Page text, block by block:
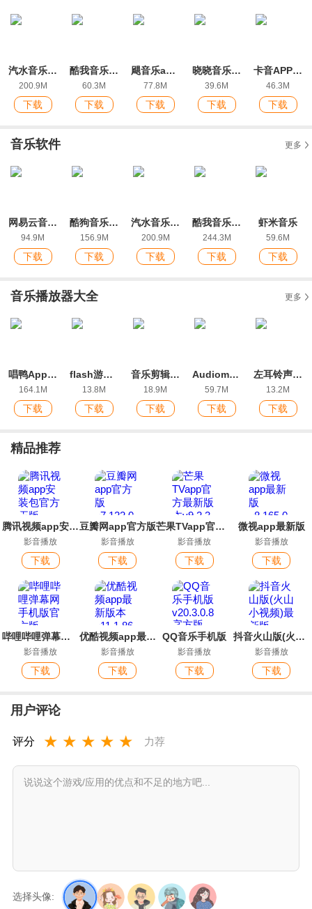
汽水音乐app苹果版
200.9M
下载
酷我音乐官方最新版
60.3M
下载
飓音乐app手机版
77.8M
下载
晓晓音乐库app手机版
39.6M
下载
卡音APP官方版
46.3M
下载
音乐软件 更多
网易云音乐app官方版
94.9M
下载
酷狗音乐app正版
156.9M
下载
汽水音乐app苹果版
200.9M
下载
酷我音乐ios版
244.3M
下载
虾米音乐
59.6M
下载
音乐播放器大全 更多
唱鸭App(弹唱神器)安卓版
164.1M
下载
flash游戏播放器高级版1.1(新Flash游戏播放器)
13.8M
下载
音乐剪辑大师官方版
18.9M
下载
Audiomack官方版
59.7M
下载
左耳铃声官方版
13.2M
下载
精品推荐
腾讯视频app安装包官方正版
影音播放
下载
豆瓣网app官方版
影音播放
下载
芒果TVapp官方最新版本
影音播放
下载
微视app最新版
影音播放
下载
哔哩哔哩弹幕网手机版官方版
影音播放
下载
优酷视频app最新版本
影音播放
下载
QQ音乐手机版
影音播放
下载
抖音火山版(火山小视频)最新版
影音播放
下载
用户评论
评分 ★ ★ ★ ★ ★ 力荐
选择头像: